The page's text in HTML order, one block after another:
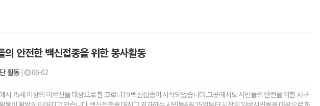
의 안전한 백신접종을 위한 봉사활동
활동 | 06-02
안전을 위한 서구